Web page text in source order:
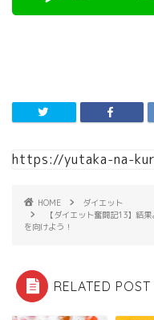
https://yutaka-na-
HOME
ダイエット
【ダイエット奮闘記13】結
を向けよう！
RELATED POST